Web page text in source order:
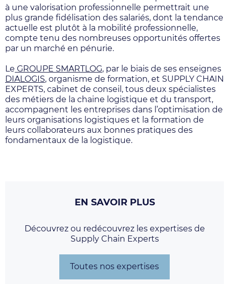
à une valorisation professionnelle permettrait une
plus grande fidélisation des salariés, dont la tendance
actuelle est plutôt à la mobilité professionnelle,
compte tenu des nombreuses opportunités offertes
par un marché en pénurie.
Le GROUPE SMARTLOG, par le biais de ses enseignes
DIALOGIS, organisme de formation, et SUPPLY CHAIN
EXPERTS, cabinet de conseil, tous deux spécialistes
des métiers de la chaine logistique et du transport,
accompagnent les entreprises dans l’optimisation de
leurs organisations logistiques et la formation de
leurs collaborateurs aux bonnes pratiques des
fondamentaux de la logistique.
EN SAVOIR PLUS
Découvrez ou redécouvrez les expertises de
Supply Chain Experts
Toutes nos expertises